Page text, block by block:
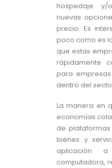
hospedaje y/
nuevas
precio. Es
poco como es
que estas
rápidamente
para
dentro del
La manera en
economías
de
bienes y
aplicación
computadora,